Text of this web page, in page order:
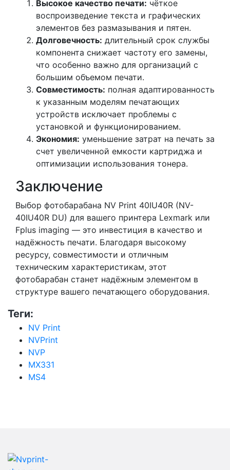
Высокое качество печати: чёткое
воспроизведение текста и графических
элементов без размазывания и пятен.
Долговечность: длительный срок службы
компонента снижает частоту его замены,
что особенно важно для организаций с
большим объемом печати.
Совместимость: полная адаптированность
к указанным моделям печатающих
устройств исключает проблемы с
установкой и функционированием.
Экономия: уменьшение затрат на печать за
счет увеличенной емкости картриджа и
оптимизации использования тонера.
Заключение
Выбор фотобарабана NV Print 40IU40R (NV-
40IU40R DU) для вашего принтера Lexmark или
Fplus imaging — это инвестиция в качество и
надёжность печати. Благодаря высокому
ресурсу, совместимости и отличным
техническим характеристикам, этот
фотобарабан станет надёжным элементом в
структуре вашего печатающего оборудования.
Теги:
NV Print
NVPrint
NVP
MX331
MS4